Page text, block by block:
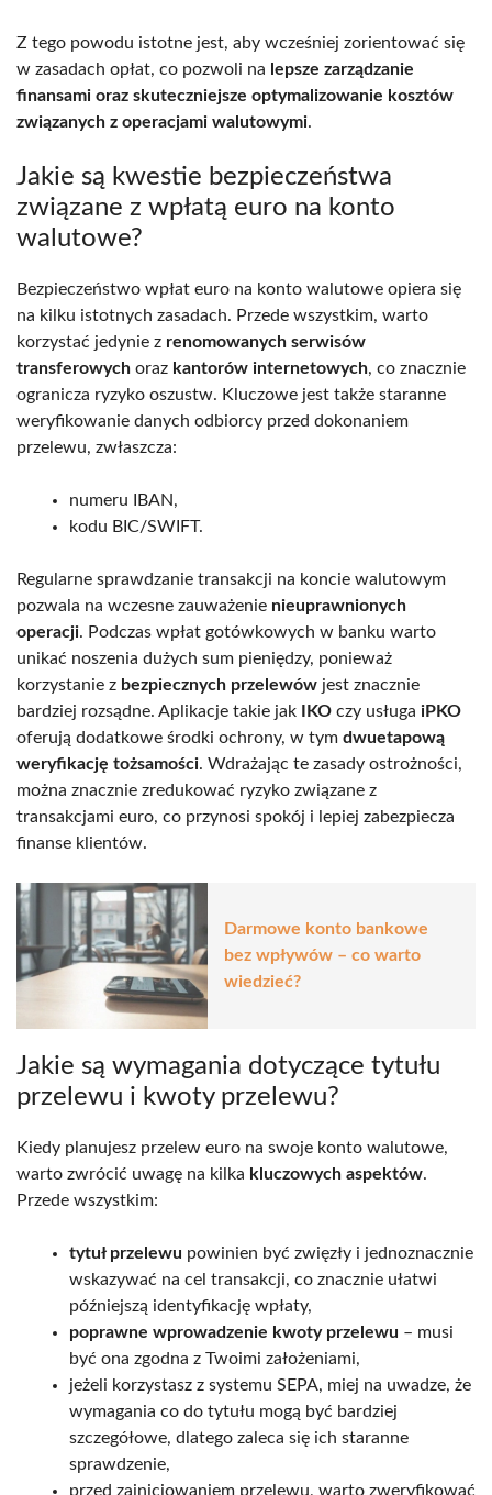
Z tego powodu istotne jest, aby wcześniej zorientować się
w zasadach opłat, co pozwoli na lepsze zarządzanie
finansami oraz skuteczniejsze optymalizowanie kosztów
związanych z operacjami walutowymi.
Jakie są kwestie bezpieczeństwa
związane z wpłatą euro na konto
walutowe?
Bezpieczeństwo wpłat euro na konto walutowe opiera się
na kilku istotnych zasadach. Przede wszystkim, warto
korzystać jedynie z renomowanych serwisów
transferowych oraz kantorów internetowych, co znacznie
ogranicza ryzyko oszustw. Kluczowe jest także staranne
weryfikowanie danych odbiorcy przed dokonaniem
przelewu, zwłaszcza:
numeru IBAN,
kodu BIC/SWIFT.
Regularne sprawdzanie transakcji na koncie walutowym
pozwala na wczesne zauważenie nieuprawnionych
operacji. Podczas wpłat gotówkowych w banku warto
unikać noszenia dużych sum pieniędzy, ponieważ
korzystanie z bezpiecznych przelewów jest znacznie
bardziej rozsądne. Aplikacje takie jak
IKO czy usługa iPKO
oferują dodatkowe środki ochrony, w tym dwuetapową
weryfikację tożsamości. Wdrażając te zasady ostrożności,
można znacznie zredukować ryzyko związane z
transakcjami euro, co przynosi spokój i lepiej zabezpiecza
finanse klientów.
Darmowe konto bankowe
bez wpływów – co warto
wiedzieć?
Jakie są wymagania dotyczące tytułu
przelewu i kwoty przelewu?
Kiedy planujesz przelew euro na swoje konto walutowe,
warto zwrócić uwagę na kilka kluczowych aspektów.
Przede wszystkim:
tytuł przelewu powinien być zwięzły i jednoznacznie
wskazywać na cel transakcji, co znacznie ułatwi
późniejszą identyfikację wpłaty,
poprawne wprowadzenie kwoty przelewu – musi
być ona zgodna z Twoimi założeniami,
jeżeli korzystasz z systemu SEPA, miej na uwadze, że
wymagania co do tytułu mogą być bardziej
szczegółowe, dlatego zaleca się ich staranne
sprawdzenie,
przed zainicjowaniem przelewu, warto zweryfikować